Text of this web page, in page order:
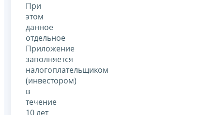
При
этом
данное
отдельное
Приложение
заполняется
налогоплательщиком
(инвестором)
в
течение
10 лет